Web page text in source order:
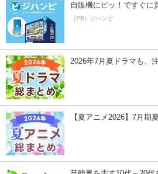
自販機にピッ！ですぐに
（PR）ジハンピ
2026年7月夏ドラマも、
【夏アニメ2026】7月期